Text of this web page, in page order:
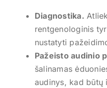
Diagnostika.
rentgenologinis
nustatyti
Pažeisto audinio
šalinamas
audinys, kad būtų